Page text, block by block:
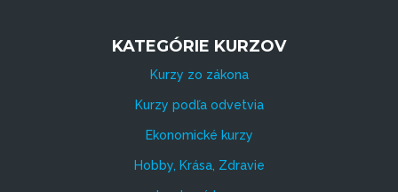
KATEGÓRIE KURZOV
Kurzy zo zákona
Kurzy podľa odvetvia
Ekonomické kurzy
Hobby, Krása, Zdravie